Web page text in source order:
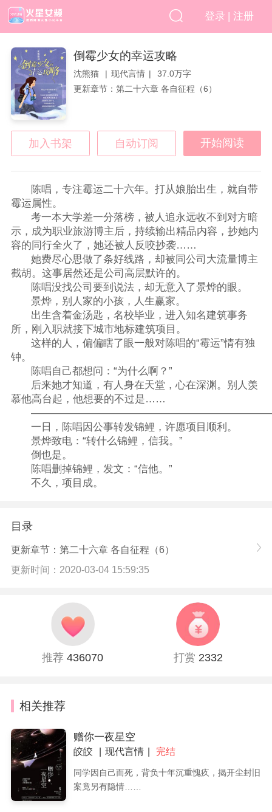
登录 | 注册
倒霉少女的幸运攻略
沈熊猫 现代言情
37.0万字
更新章节：第二十六章 各自征程（6）
加入书架 自动订阅 开始阅读
陈唱，专注霉运二十六年。打从娘胎出生，就自带
霉运属性。
考一本大学差一分落榜，被人追永远收不到对方暗
示，成为职业旅游博主后，持续输出精品内容，抄她内
容的同行全火了，她还被人反咬抄袭……
她费尽心思做了条好线路，却被同公司大流量博主
截胡。这事居然还是公司高层默许的。
陈唱没找公司要到说法，却无意入了景烨的眼。
景烨，别人家的小孩，人生赢家。
出生含着金汤匙，名校毕业，进入知名建筑事务
所，刚入职就接下城市地标建筑项目。
这样的人，偏偏瞎了眼一般对陈唱的“霉运”情有独
钟。
陈唱自己都想问：“为什么啊？”
后来她才知道，有人身在天堂，心在深渊。别人羡
慕他高台起，他想要的不过是……
一日，陈唱因公事转发锦鲤，许愿项目顺利。
景烨致电：“转什么锦鲤，信我。”
倒也是。
陈唱删掉锦鲤，发文：“信他。”
不久，项目成。
目录
更新章节：第二十六章 各自征程（6）
更新时间：2020-03-04 15:59:35
推荐436070 打赏 2332
相关推荐
赠你一夜星空
皎皎 现代言情 完结
同学因自己而死，背负十年沉重愧疚，揭开尘封旧
案竟另有隐情……